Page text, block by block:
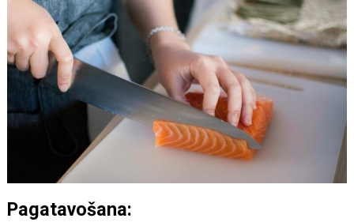
Pagatavošana: